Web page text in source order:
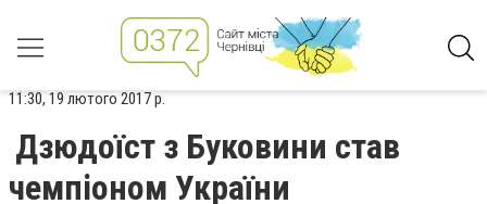
11:30, 19 лютого 2017 р.
Дзюдоїст з Буковини став
чемпіоном України